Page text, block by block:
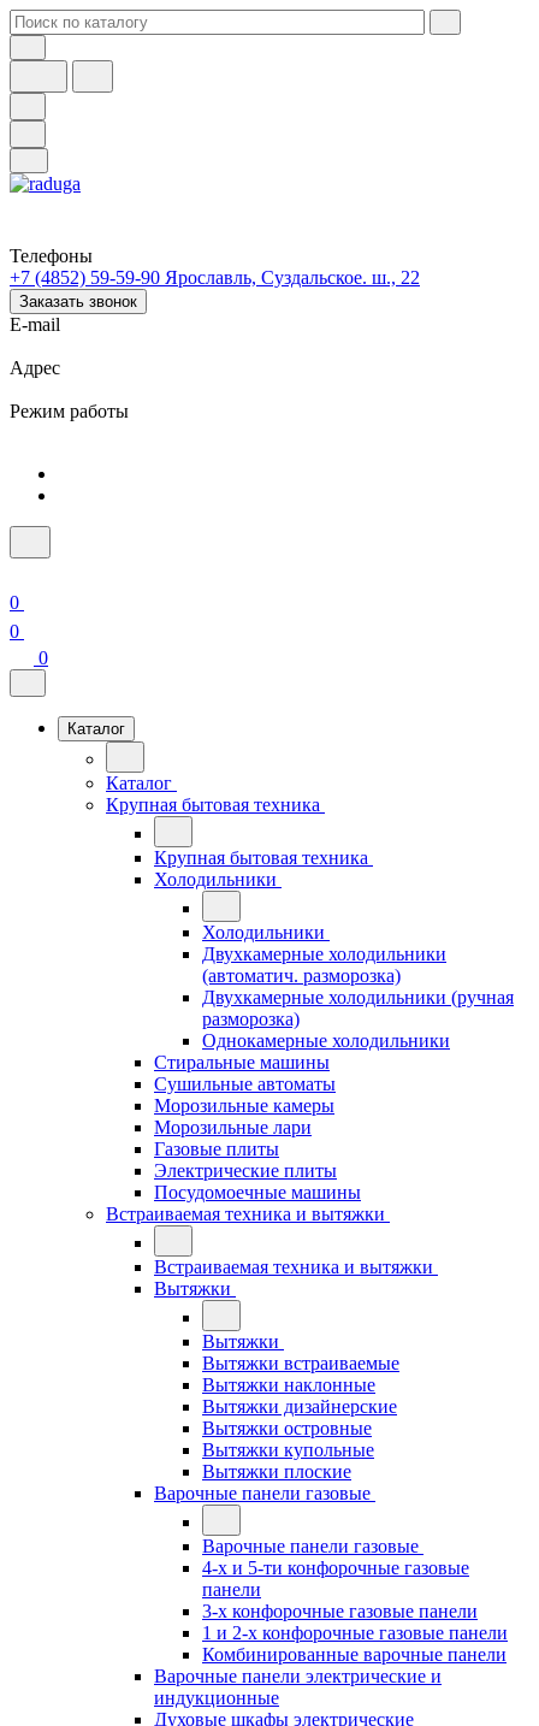
Телефоны
+7 (4852) 59-59-90 Ярославль, Суздальское. ш., 22
Заказать звонок
E-mail
Адрес
Режим работы
0
0
0
Каталог
Каталог
Крупная бытовая техника
Крупная бытовая техника
Холодильники
Холодильники
Двухкамерные холодильники
(автоматич. разморозка)
Двухкамерные холодильники (ручная
разморозка)
Однокамерные холодильники
Стиральные машины
Сушильные автоматы
Морозильные камеры
Морозильные лари
Газовые плиты
Электрические плиты
Посудомоечные машины
Встраиваемая техника и вытяжки
Встраиваемая техника и вытяжки
Вытяжки
Вытяжки
Вытяжки встраиваемые
Вытяжки наклонные
Вытяжки дизайнерские
Вытяжки островные
Вытяжки купольные
Вытяжки плоские
Варочные панели газовые
Варочные панели газовые
4-х и 5-ти конфорочные газовые
панели
3-х конфорочные газовые панели
1 и 2-х конфорочные газовые панели
Комбинированные варочные панели
Варочные панели электрические и
индукционные
Духовые шкафы электрические